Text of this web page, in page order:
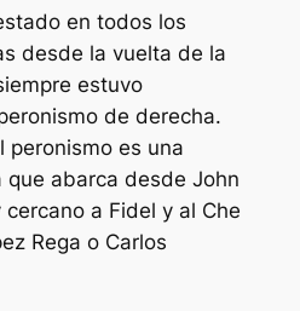
en todos los
desde la vuelta de la
estuvo
de derecha.
peronismo es una
abarca desde John
a Fidel y al Che
Rega o Carlos